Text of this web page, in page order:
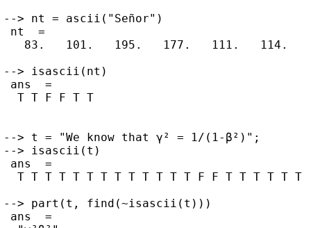
--> nt = ascii("Señor")
nt  =
   83.   101.   195.   177.   111.   114.
--> isascii(nt)
ans  =
  T T F F T T
--> t = "We know that γ² = 1/(1-β²)";
--> isascii(t)
ans  =
T T T T T T T T T T T T T F F T T T T T T
--> part(t, find(~isascii(t)))
ans  =